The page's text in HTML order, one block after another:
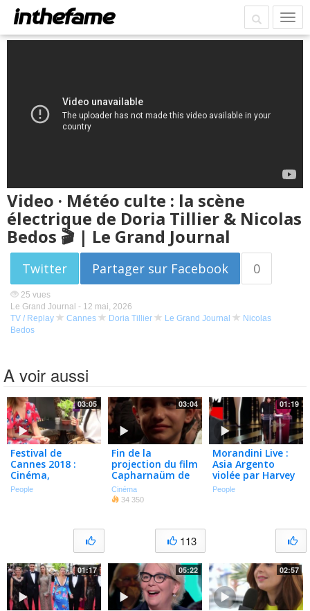
Video · Météo culte : la scène
électrique de Doria Tillier & Nicolas
Bedos 🎬 | Le Grand Journal
Twitter Partager sur Facebook 0
25 vues
Le Grand Journal - 12 mai, 2026
TV / Replay
Cannes Doria Tillier Le Grand Journal
Nicolas
Bedos
A voir aussi
03:05
Festival de
Cannes 2018 :
Cinéma,
Dupontel, et
Olympia – Lorie
People
03:04
Fin de la
projection du film
Capharnaüm de
Nadine Labaki –
Cannes 2018
Cinéma
34 350
113
01:19
Morandini Live :
Asia Argento
violée par Harvey
Weinstein, sa
sincérité remise
People
01:17 05:22 02:57